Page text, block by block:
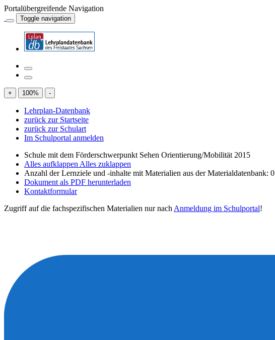
Portalübergreifende Navigation
Toggle navigation
+ 100% -
Lehrplan-Datenbank
zurück zur Startseite
zurück zur Schulart
Im Schulportal anmelden
Schule mit dem Förderschwerpunkt Sehen Orientierung/Mobilität 2015
Alles aufklappen Alles zuklappen
Anzahl der Lernziele und -inhalte mit Materialien aus der Materialdatenbank: 0
Dokument als PDF herunterladen
Kontaktformular
Zugriff auf die fachspezifischen Materialien nur nach Anmeldung im Schulportal!